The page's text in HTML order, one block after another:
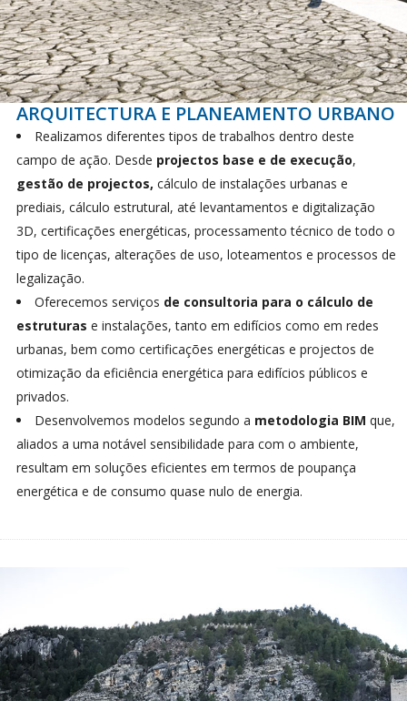
ARQUITECTURA E PLANEAMENTO URBANO
Realizamos diferentes tipos de trabalhos dentro deste
campo de ação. Desde projectos base e de execução,
gestão de projectos, cálculo de instalações urbanas e
prediais, cálculo estrutural, até levantamentos e digitalização
3D, certificações energéticas, processamento técnico de todo o
tipo de licenças, alterações de uso, loteamentos e processos de
legalização.
Oferecemos serviços de consultoria para o cálculo de
estruturas e instalações, tanto em edifícios como em redes
urbanas, bem como certificações energéticas e projectos de
otimização da eficiência energética para edifícios públicos e
privados.
Desenvolvemos modelos segundo a metodologia BIM que,
aliados a uma notável sensibilidade para com o ambiente,
resultam em soluções eficientes em termos de poupança
energética e de consumo quase nulo de energia.